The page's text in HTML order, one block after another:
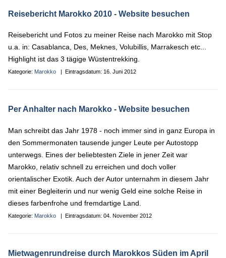
Reisebericht Marokko 2010 - Website besuchen
Reisebericht und Fotos zu meiner Reise nach Marokko mit Stop
u.a. in: Casablanca, Des, Meknes, Volubillis, Marrakesch etc...
Highlight ist das 3 tägige Wüstentrekking.
Kategorie: Marokko | Eintragsdatum: 16. Juni 2012
Per Anhalter nach Marokko - Website besuchen
Man schreibt das Jahr 1978 - noch immer sind in ganz Europa in
den Sommermonaten tausende junger Leute per Autostopp
unterwegs. Eines der beliebtesten Ziele in jener Zeit war
Marokko, relativ schnell zu erreichen und doch voller
orientalischer Exotik. Auch der Autor unternahm in diesem Jahr
mit einer Begleiterin und nur wenig Geld eine solche Reise in
dieses farbenfrohe und fremdartige Land.
Kategorie: Marokko | Eintragsdatum: 04. November 2012
Mietwagenrundreise durch Marokkos Süden im April